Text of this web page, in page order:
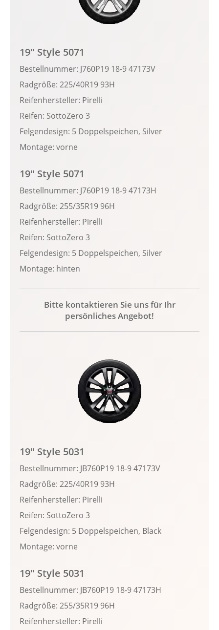
19" Style 5071
Bestellnummer: J760P19 18-9 47173V
Radgröße: 225/40R19 93H
Reifenhersteller: Pirelli
Reifen: SottoZero 3
Felgendesign: 5 Doppelspeichen, Silver
Montage: vorne
19" Style 5071
Bestellnummer: J760P19 18-9 47173H
Radgröße: 255/35R19 96H
Reifenhersteller: Pirelli
Reifen: SottoZero 3
Felgendesign: 5 Doppelspeichen, Silver
Montage: hinten
Bitte kontaktieren Sie uns für Ihr
persönliches Angebot!
19" Style 5031
Bestellnummer: JB760P19 18-9 47173V
Radgröße: 225/40R19 93H
Reifenhersteller: Pirelli
Reifen: SottoZero 3
Felgendesign: 5 Doppelspeichen, Black
Montage: vorne
19" Style 5031
Bestellnummer: JB760P19 18-9 47173H
Radgröße: 255/35R19 96H
Reifenhersteller: Pirelli